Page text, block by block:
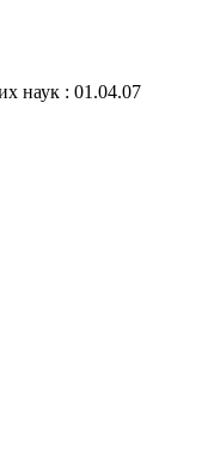
наук : 01.04.07